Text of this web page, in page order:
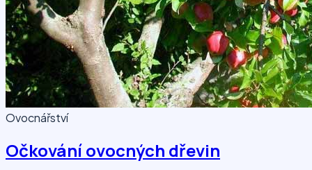
Ovocnářství
Očkování ovocných dřevin